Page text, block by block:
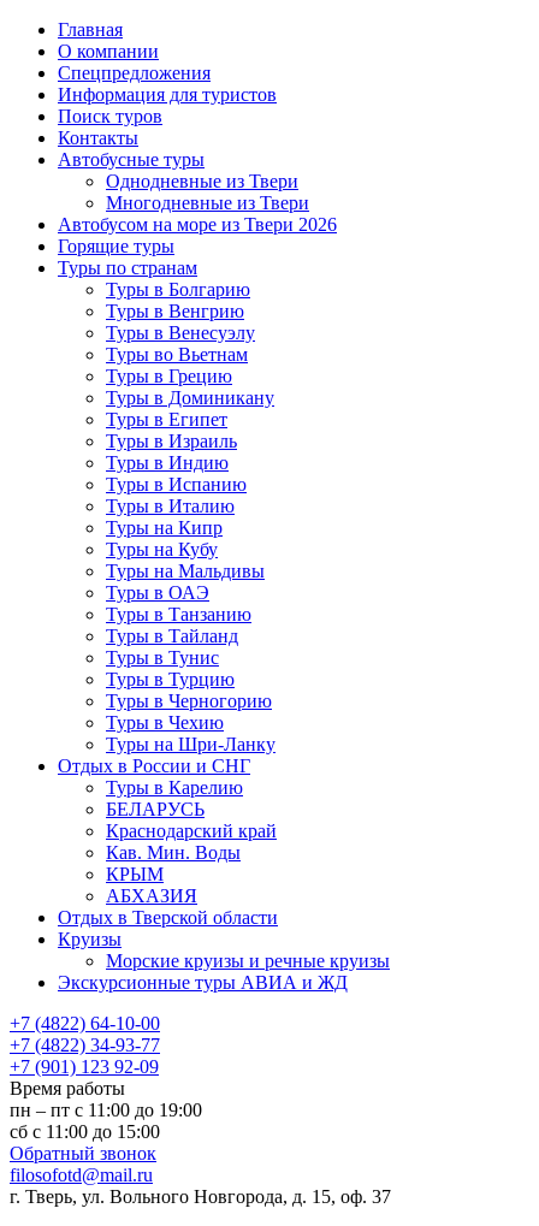
Главная
О компании
Спецпредложения
Информация для туристов
Поиск туров
Контакты
Автобусные туры
Однодневные из Твери
Многодневные из Твери
Автобусом на море из Твери 2026
Горящие туры
Туры по странам
Туры в Болгарию
Туры в Венгрию
Туры в Венесуэлу
Туры во Вьетнам
Туры в Грецию
Туры в Доминикану
Туры в Египет
Туры в Израиль
Туры в Индию
Туры в Испанию
Туры в Италию
Туры на Кипр
Туры на Кубу
Туры на Мальдивы
Туры в ОАЭ
Туры в Танзанию
Туры в Тайланд
Туры в Тунис
Туры в Турцию
Туры в Черногорию
Туры в Чехию
Туры на Шри-Ланку
Отдых в России и СНГ
Туры в Карелию
БЕЛАРУСЬ
Краснодарский край
Кав. Мин. Воды
КРЫМ
АБХАЗИЯ
Отдых в Тверской области
Круизы
Морские круизы и речные круизы
Экскурсионные туры АВИА и ЖД
‪+7 (4822) 64-10-00
+7 (4822) 34-93-77
+7 (901) 123 92-09
Время работы
пн – пт с 11:00 до 19:00
сб с 11:00 до 15:00
Обратный звонок
filosofotd@mail.ru
г. Тверь, ул. Вольного Новгорода, д. 15, оф. 37